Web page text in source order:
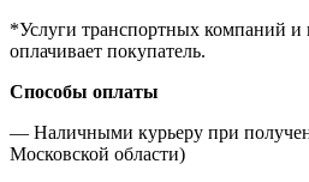
*Услуги транспортных компаний и
оплачивает покупатель.
Способы оплаты
— Наличными курьеру при
Московской области)